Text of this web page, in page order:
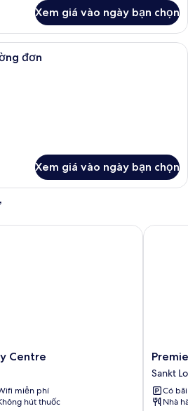
Xem giá vào ngày bạn chọn
Phòng Tiêu chuẩn, 2 giường đơn |
đơn
Xem giá vào ngày bạn chọn
Centre
miễn phí
hút thuốc
Premier
Inn
Lübeck
City
Sankt
Có
Nhà
Premier